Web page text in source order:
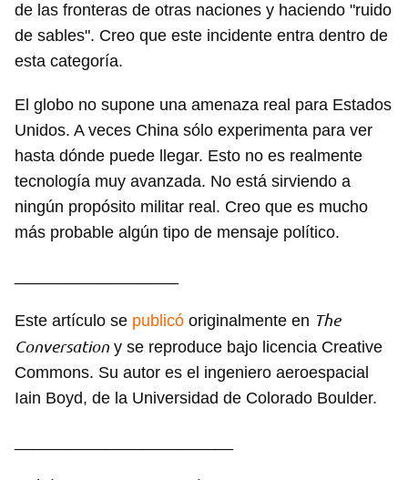
de las fronteras de otras naciones y haciendo "ruido
de sables". Creo que este incidente entra dentro de
esta categoría.
El globo no supone una amenaza real para Estados
Unidos. A veces China sólo experimenta para ver
hasta dónde puede llegar. Esto no es realmente
tecnología muy avanzada. No está sirviendo a
ningún propósito militar real. Creo que es mucho
más probable algún tipo de mensaje político.
Este artículo se publicó originalmente en The
Conversation y se reproduce bajo licencia Creative
Commons. Su autor es el ingeniero aeroespacial
Iain Boyd, de la Universidad de Colorado Boulder.